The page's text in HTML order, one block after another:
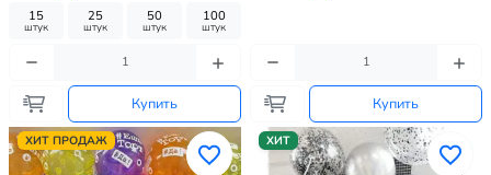
15
штук
25
штук
50
штук
100
штук
Купить Купить
ХИТ ПРОДАЖ ХИТ